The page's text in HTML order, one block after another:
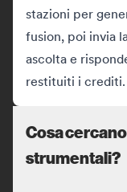
stazioni per
fusion, poi invia
ascolta e
restituiti i crediti.
Cosa
strumentali?